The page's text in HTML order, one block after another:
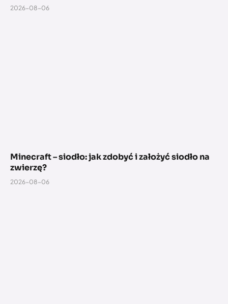
2026-08-06
Minecraft – siodło: jak zdobyć i założyć siodło na
zwierzę?
2026-08-06